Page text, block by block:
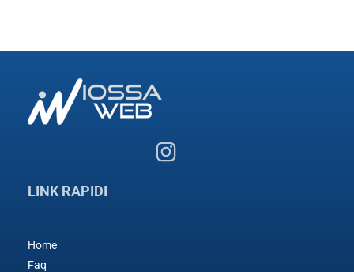
LINK RAPIDI
Home
Faq